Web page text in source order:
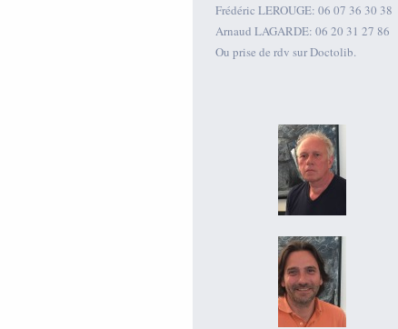
Frédéric LEROUGE: 06 07 36 30 38
Arnaud LAGARDE: 06 20 31 27 86
Ou prise de rdv sur Doctolib.